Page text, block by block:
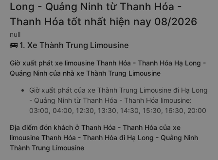
Long - Quảng Ninh từ Thanh Hóa -
Thanh Hóa tốt nhất hiện nay 08/2026
null
🚌 1. Xe Thành Trung Limousine
Giờ xuất phát xe limousine Thanh Hóa - Thanh Hóa Hạ Long -
Quảng Ninh của nhà xe Thành Trung Limousine
Giờ xuất phát của xe Thành Trung Limousine đi Hạ Long
- Quảng Ninh từ Thanh Hóa - Thanh Hóa limousine:
03:00, 04:00, 12:30, 13:30, 14:30, 15:30, 16:30, 20:00
Địa điểm đón khách ở Thanh Hóa - Thanh Hóa của xe
limousine Thanh Hóa - Thanh Hóa đi Hạ Long - Quảng Ninh
Thành Trung Limousine